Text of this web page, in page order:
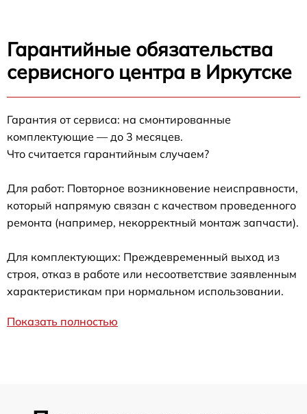
Гарантийные обязательства
сервисного центра в Иркутске
Гарантия от сервиса: на смонтированные
комплектующие — до 3 месяцев.
Что считается гарантийным случаем?
Для работ: Повторное возникновение неисправности,
который напрямую связан с качеством проведенного
ремонта (например, некорректный монтаж запчасти).
Для комплектующих: Преждевременный выход из
строя, отказ в работе или несоответствие заявленным
характеристикам при нормальном использовании.
Показать полностью